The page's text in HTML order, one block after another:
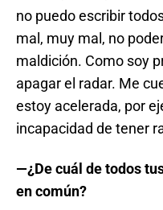
no puedo escribir
mal, muy mal, no
maldición. Como soy
apagar el radar. Me
estoy acelerada, por
incapacidad de tener
—¿De cuál de todos
en común?